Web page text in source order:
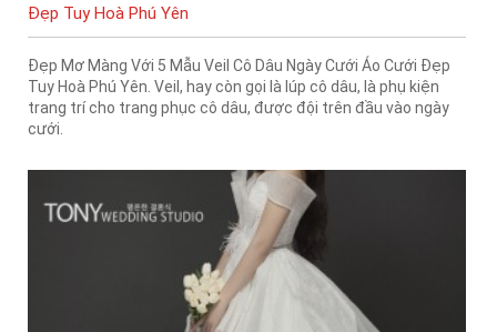
Đẹp Tuy Hoà Phú Yên
Đẹp Mơ Màng Với 5 Mẫu Veil Cô Dâu Ngày Cưới Áo Cưới Đẹp
Tuy Hoà Phú Yên. Veil, hay còn gọi là lúp cô dâu, là phụ kiện
trang trí cho trang phục cô dâu, được đội trên đầu vào ngày
cưới.